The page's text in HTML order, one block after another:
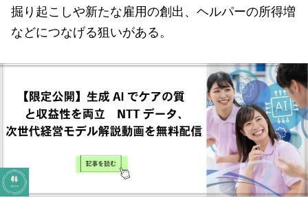
掘り起こしや新たな雇用の創出、ヘルパーの所得増
などにつなげる狙いがある。